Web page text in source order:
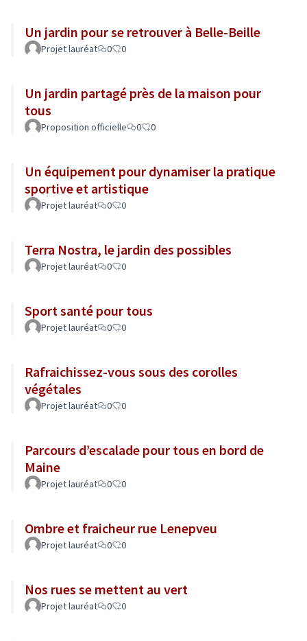
Un jardin pour se retrouver à Belle-Beille
Projet lauréat 0 0
Un jardin partagé près de la maison pour
tous
Proposition officielle 0 0
Un équipement pour dynamiser la pratique
sportive et artistique
Projet lauréat 0 0
Terra Nostra, le jardin des possibles
Projet lauréat 0 0
Sport santé pour tous
Projet lauréat 0 0
Rafraichissez-vous sous des corolles
végétales
Projet lauréat 0 0
Parcours d’escalade pour tous en bord de
Maine
Projet lauréat 0 0
Ombre et fraicheur rue Lenepveu
Projet lauréat 0 0
Nos rues se mettent au vert
Projet lauréat 0 0